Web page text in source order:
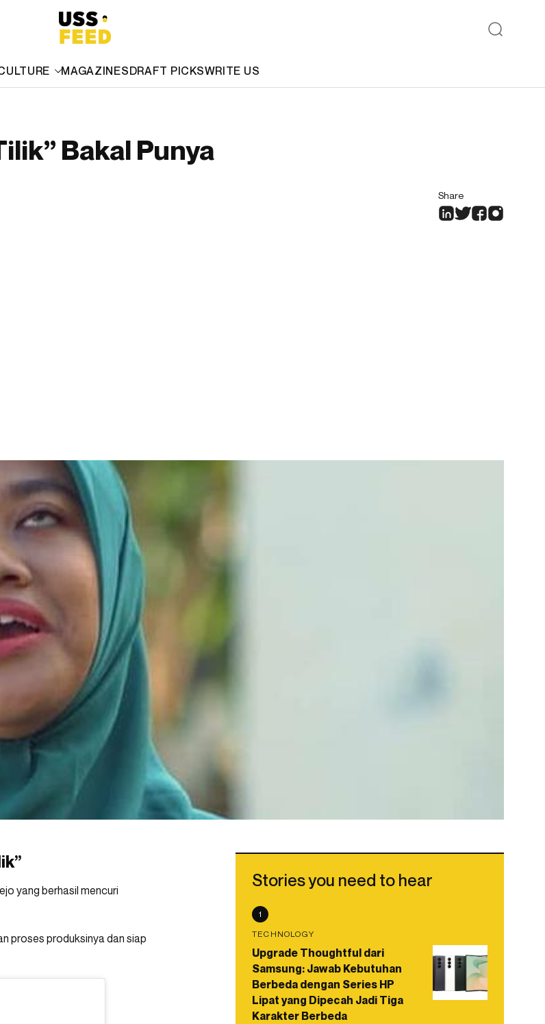
MAGAZINESDRAFT PICKSWRITE US
Bakal Punya
Share
yang berhasil mencuri
proses produksinya dan siap
Stories you need to hear
1
TECHNOLOGY
Upgrade Thoughtful dari
Samsung: Jawab Kebutuhan
Berbeda dengan Series HP
Lipat yang Dipecah Jadi Tiga
Karakter Berbeda